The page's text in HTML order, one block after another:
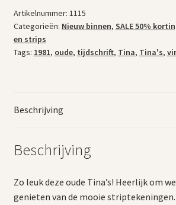
Artikelnummer: 1115
Categorieën: Nieuw binnen, SALE 50%
en strips
Tags: 1981, oude, tijdschrift, Tina, Tina's,
Beschrijving
Beschrijving
Zo leuk deze oude Tina’s! Heerlijk om
genieten van de mooie striptekeningen.